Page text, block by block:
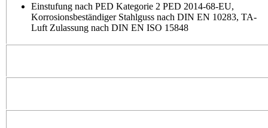
Einstufung nach PED Kategorie 2 PED 2014-68-EU,
Korrosionsbeständiger Stahlguss nach DIN EN 10283, TA-
Luft Zulassung nach DIN EN ISO 15848